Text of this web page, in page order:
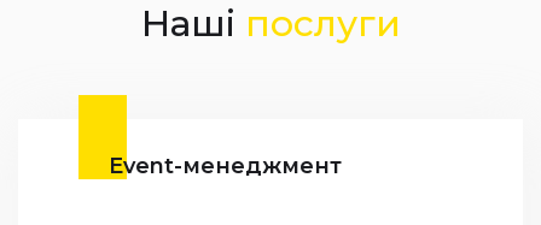
Наші послуги
Event-менеджмент